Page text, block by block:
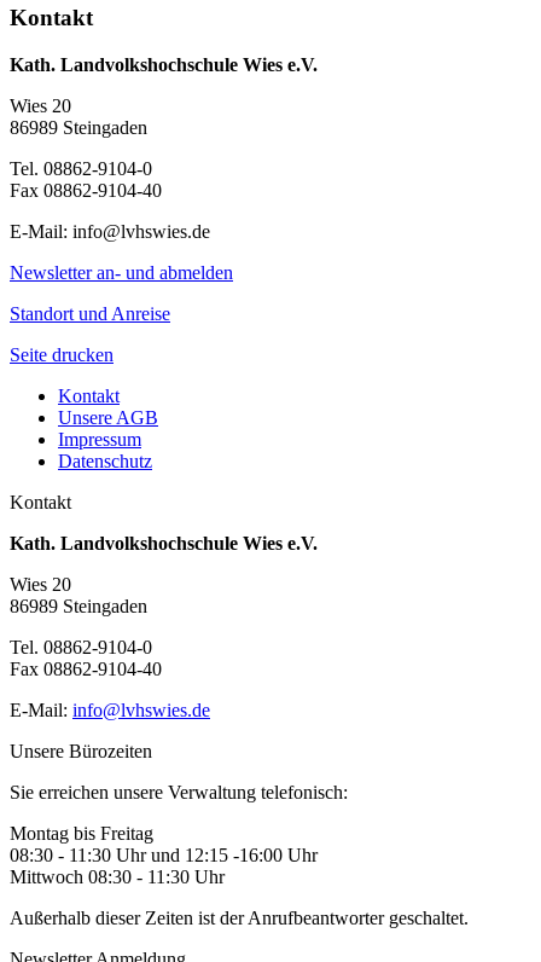
Kontakt
Kath. Landvolkshochschule Wies e.V.
Wies 20
86989 Steingaden
Tel. 08862-9104-0
Fax 08862-9104-40
E-Mail: info@lvhswies.de
Newsletter an- und abmelden
Standort und Anreise
Seite drucken
Kontakt
Unsere AGB
Impressum
Datenschutz
Kontakt
Kath. Landvolkshochschule Wies e.V.
Wies 20
86989 Steingaden
Tel. 08862-9104-0
Fax 08862-9104-40
E-Mail: info@lvhswies.de
Unsere Bürozeiten
Sie erreichen unsere Verwaltung telefonisch:
Montag bis Freitag
08:30 - 11:30 Uhr und 12:15 -16:00 Uhr
Mittwoch 08:30 - 11:30 Uhr
Außerhalb dieser Zeiten ist der Anrufbeantworter geschaltet.